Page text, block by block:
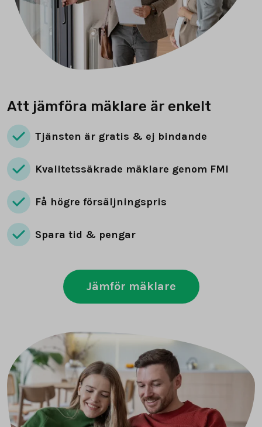
Att jämföra mäklare är enkelt
Tjänsten är gratis & ej bindande
Kvalitetssäkrade mäklare genom FMI
Få högre försäljningspris
Spara tid & pengar
Jämför mäklare